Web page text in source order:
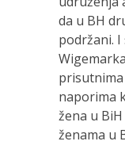
da u BH
podržani.
naporima
žena u
ženama u